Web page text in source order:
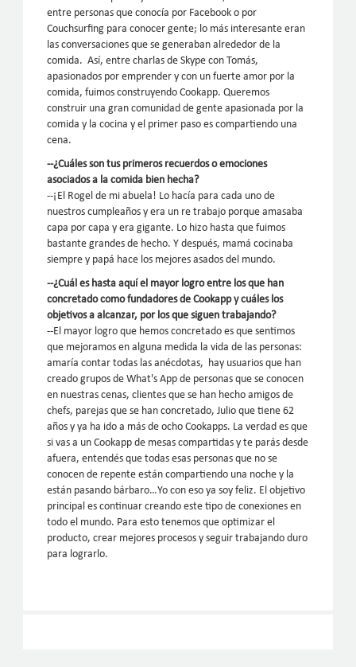
entre personas que conocía por Facebook o por
Couchsurfing para conocer gente; lo más interesante eran
las conversaciones que se generaban alrededor de la
comida. Así, entre charlas de Skype con Tomás,
apasionados por emprender y con un fuerte amor por la
comida, fuimos construyendo Cookapp. Queremos
construir una gran comunidad de gente apasionada por la
comida y la cocina y el primer paso es compartiendo una
cena.
--¿Cuáles son tus primeros recuerdos o emociones
asociados a la comida bien hecha?
--¡El Rogel de mi abuela! Lo hacía para cada uno de
nuestros cumpleaños y era un re trabajo porque amasaba
capa por capa y era gigante. Lo hizo hasta que fuimos
bastante grandes de hecho. Y después, mamá cocinaba
siempre y papá hace los mejores asados del mundo.
--¿Cuál es hasta aquí el mayor logro entre los que han
concretado como fundadores de Cookapp y cuáles los
objetivos a alcanzar, por los que siguen trabajando?
--El mayor logro que hemos concretado es que sentimos
que mejoramos en alguna medida la vida de las personas:
amaría contar todas las anécdotas, hay usuarios que han
creado grupos de What's App de personas que se conocen
en nuestras cenas, clientes que se han hecho amigos de
chefs, parejas que se han concretado, Julio que tiene 62
años y ya ha ido a más de ocho Cookapps. La verdad es que
si vas a un Cookapp de mesas compartidas y te parás desde
afuera, entendés que todas esas personas que no se
conocen de repente están compartiendo una noche y la
están pasando bárbaro…Yo con eso ya soy feliz. El objetivo
principal es continuar creando este tipo de conexiones en
todo el mundo. Para esto tenemos que optimizar el
producto, crear mejores procesos y seguir trabajando duro
para lograrlo.